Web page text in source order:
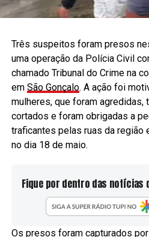
Três suspeitos foram presos
uma operação da Polícia Civil
chamado Tribunal do Crime na
em São Gonçalo. A ação foi
mulheres, que foram agredidas,
cortados e foram obrigadas a
traficantes pelas ruas da região
no dia 18 de maio.
Fique por dentro das notícias
Os presos foram capturados